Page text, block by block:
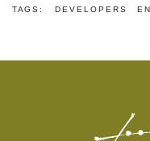
TAGS: DEVELOPERS